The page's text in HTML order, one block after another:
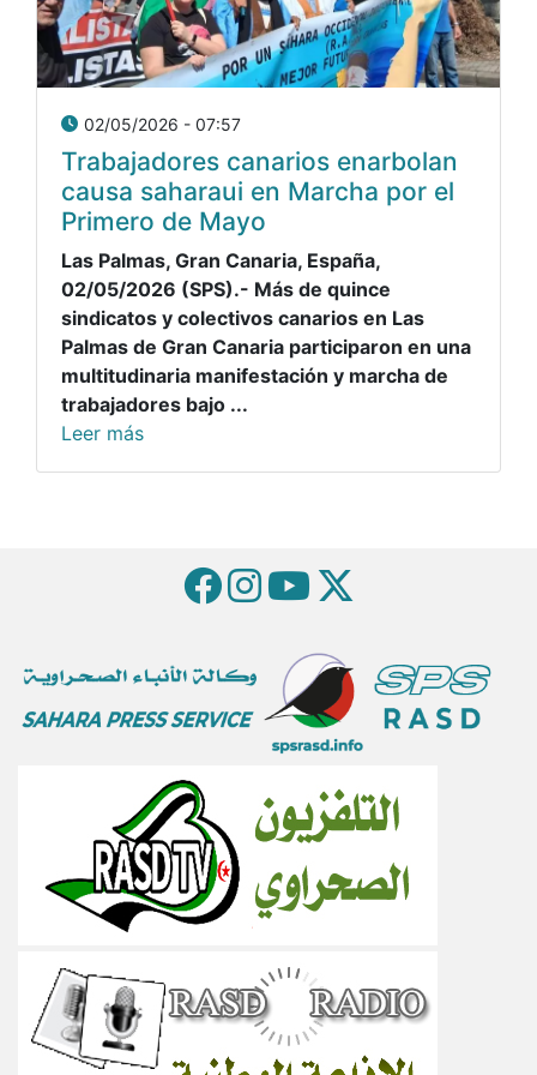
02/05/2026 - 07:57
Trabajadores canarios enarbolan
causa saharaui en Marcha por el
Primero de Mayo
Las Palmas, Gran Canaria, España,
02/05/2026 (SPS).- Más de quince
sindicatos y colectivos canarios en Las
Palmas de Gran Canaria participaron en una
multitudinaria manifestación y marcha de
trabajadores bajo ...
Leer más